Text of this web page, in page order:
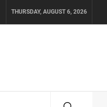
THURSDAY, AUGUST 6, 2026